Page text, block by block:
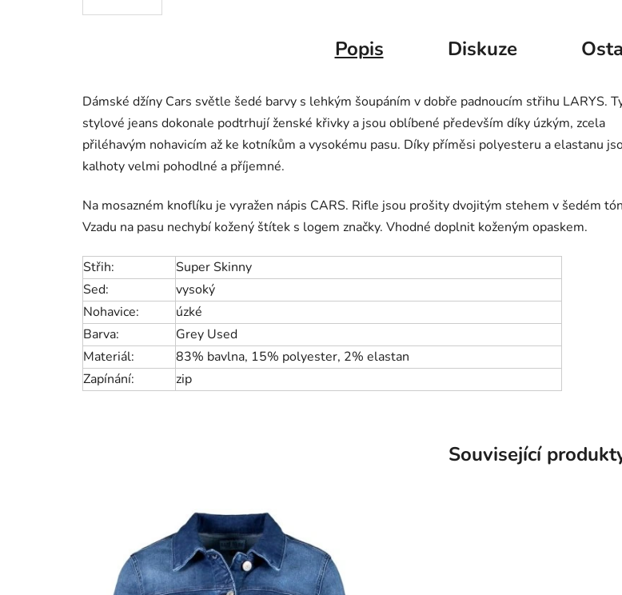
Popis Diskuze
Dámské džíny Cars světle šedé barvy s lehkým šoupáním v dobře padnoucím střihu LARYS.
stylové jeans dokonale podtrhují ženské křivky a jsou oblíbené především díky úzkým, zcela
přiléhavým nohavicím až ke kotníkům a vysokému pasu. Díky příměsi polyesteru a elastanu
kalhoty velmi pohodlné a příjemné.
Na mosazném knoflíku je vyražen nápis CARS. Rifle jsou prošity dvojitým stehem v šedém
Vzadu na pasu nechybí kožený štítek s logem značky. Vhodné doplnit koženým opaskem.
Střih:
Super Skinny
Sed:
vysoký
Nohavice:
úzké
Barva:
Grey Used
Materiál:
83% bavlna, 15% polyester, 2% elastan
Zapínání:
zip
Související